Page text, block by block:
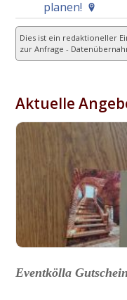
planen!
Dies ist ein redaktioneller
zur Anfrage -
Aktuelle
Eventkölla